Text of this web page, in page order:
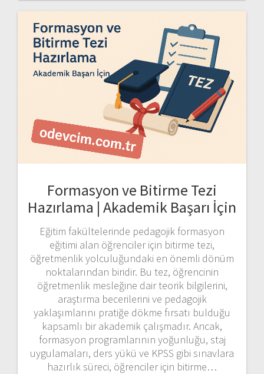
Formasyon ve Bitirme Tezi
Hazırlama | Akademik Başarı İçin
Eğitim fakültelerinde pedagojik formasyon
eğitimi alan öğrenciler için bitirme tezi,
öğretmenlik yolculuğundaki en önemli dönüm
noktalarından biridir. Bu tez, öğrencinin
öğretmenlik mesleğine dair teorik bilgilerini,
araştırma becerilerini ve pedagojik
yaklaşımlarını pratiğe dökme fırsatı bulduğu
kapsamlı bir akademik çalışmadır. Ancak,
formasyon programlarının yoğunluğu, staj
uygulamaları, ders yükü ve KPSS gibi sınavlara
hazırlık süreci, öğrenciler için bitirme…